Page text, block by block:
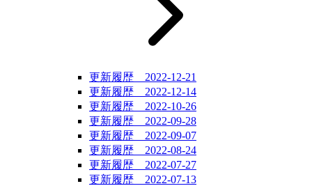
更新履歴 2022-12-21
更新履歴 2022-12-14
更新履歴 2022-10-26
更新履歴 2022-09-28
更新履歴 2022-09-07
更新履歴 2022-08-24
更新履歴 2022-07-27
更新履歴 2022-07-13